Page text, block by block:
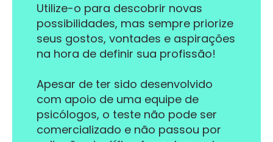
Utilize-o para descobrir novas
possibilidades, mas sempre priorize
seus gostos, vontades e aspirações
na hora de definir sua profissão!
Apesar de ter sido desenvolvido
com apoio de uma equipe de
psicólogos, o teste não pode ser
comercializado e não passou por